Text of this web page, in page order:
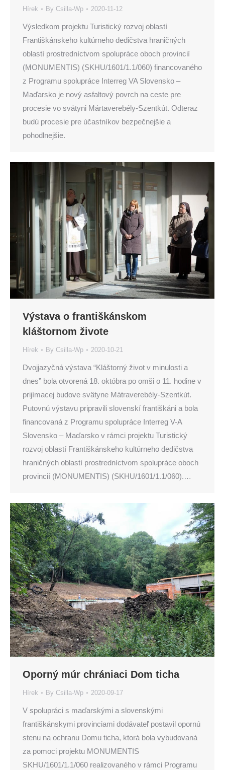
Hírek By Csilla-Wp 2020-11-12
Výsledkom projektu Turistický rozvoj oblastí
Františkánskeho kultúrneho dedičstva hraničných
oblastí prostredníctvom spolupráce oboch provincií
(MONUMENTIS) (SKHU/1601/1.1/060) financovaného
z Programu spolupráce Interreg VA Slovensko –
Maďarsko je nový asfaltový povrch na ceste pre
procesie vo svätyni Mártaverebély-Szentkút. Odteraz
budú procesie pre účastníkov bezpečnejšie a
pohodlnejšie.
Výstava o františkánskom
kláštornom živote
Hírek By Csilla-Wp 2020-10-21
Dvojjazyčná výstava “Kláštorný život v minulosti a
dnes” bola otvorená 18. októbra po omši o 11. hodine v
prijímacej budove svätyne Mátraverebély-Szentkút.
Putovnú výstavu pripravili slovenskí františkáni a bola
financovaná z Programu spolupráce Interreg V-A
Slovensko – Maďarsko v rámci projektu Turistický
rozvoj oblastí Františkánskeho kultúrneho dedičstva
hraničných oblastí prostredníctvom spolupráce oboch
provincií (MONUMENTIS) (SKHU/1601/1.1/060).…
Oporný múr chrániaci Dom ticha
Hírek By Csilla-Wp 2020-09-17
V spolupráci s maďarskými a slovenskými
františkánskymi provinciami dodávateľ postavil opornú
stenu na ochranu Domu ticha, ktorá bola vybudovaná
za pomoci projektu MONUMENTIS
SKHU/1601/1.1/060 realizovaného v rámci Programu